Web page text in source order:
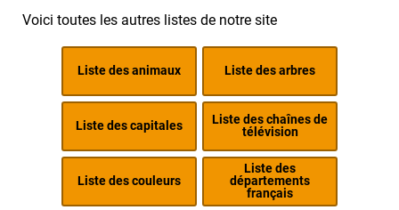
Voici toutes les autres listes de notre site
Liste des animaux Liste des arbres
Liste des capitales
Liste des chaînes de
télévision
Liste des couleurs
Liste des
départements
français